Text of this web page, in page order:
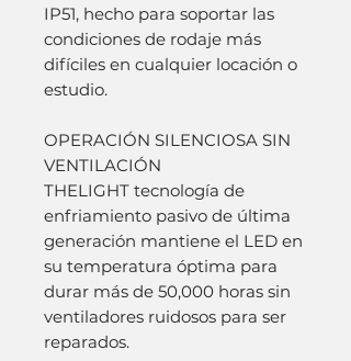
IP51, hecho para soportar las
condiciones de rodaje más
difíciles en cualquier locación o
estudio.
OPERACIÓN SILENCIOSA SIN
VENTILACIÓN
THELIGHT tecnología de
enfriamiento pasivo de última
generación mantiene el LED en
su temperatura óptima para
durar más de 50,000 horas sin
ventiladores ruidosos para ser
reparados.